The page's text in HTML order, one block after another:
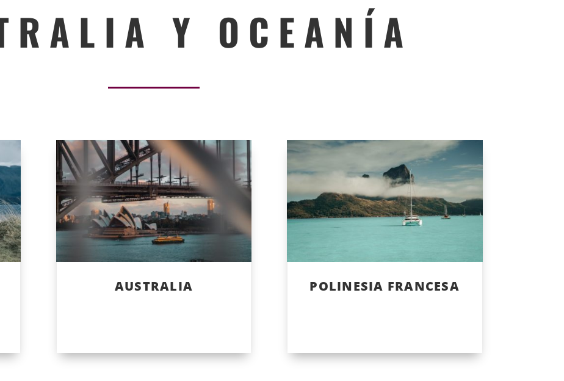
R A L I A Y O C E A N Í A
AUSTRALIA POLINESIA FRANCESA